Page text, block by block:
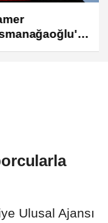
“Terörsüz
Ulusal Ajansı